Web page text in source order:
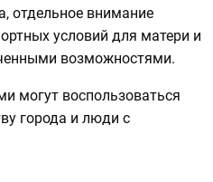
отдельное внимание
условий для матери и
возможностями.
могут воспользоваться
города и люди с